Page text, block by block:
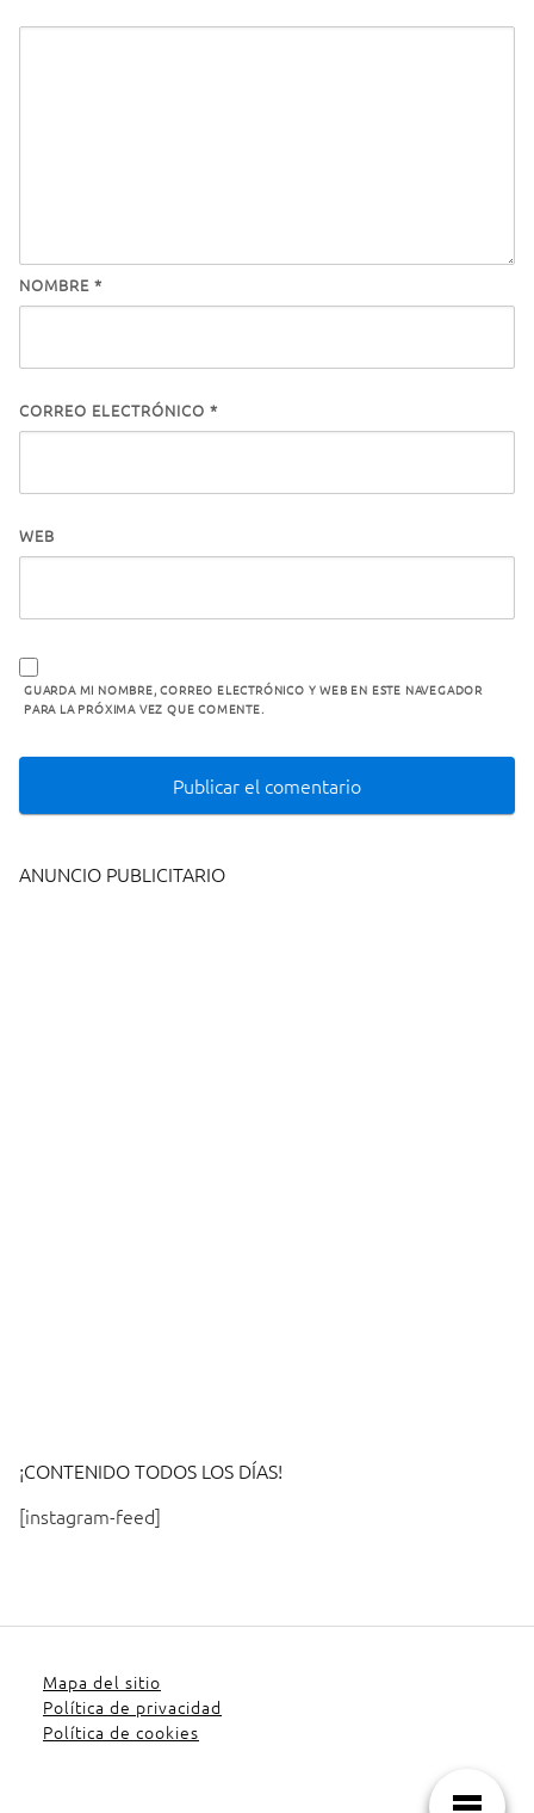
NOMBRE *
CORREO ELECTRÓNICO *
WEB
GUARDA MI NOMBRE, CORREO ELECTRÓNICO Y WEB EN ESTE NAVEGADOR
PARA LA PRÓXIMA VEZ QUE COMENTE.
ANUNCIO PUBLICITARIO
¡CONTENIDO TODOS LOS DÍAS!
[instagram-feed]
Mapa del sitio
Política de privacidad
Política de cookies